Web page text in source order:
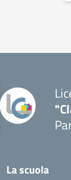
La scuola